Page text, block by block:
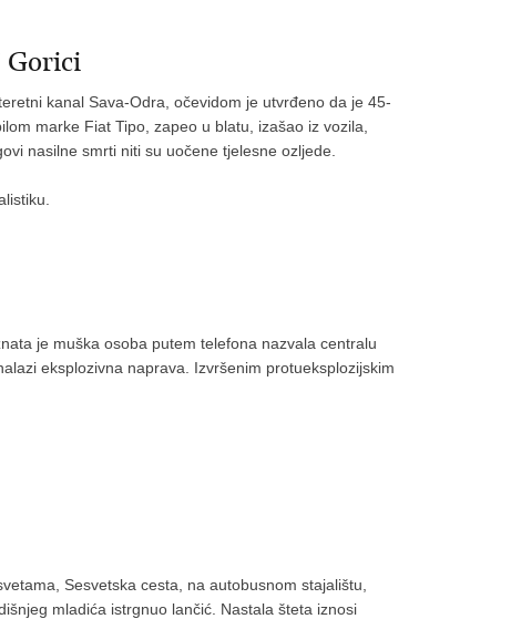
Gorici
kanal Sava-Odra, očevidom je utvrđeno da je 45-
marke Fiat Tipo, zapeo u blatu, izašao iz vozila,
nasilne smrti niti su uočene tjelesne ozljede.
je muška osoba putem telefona nazvala centralu
eksplozivna naprava. Izvršenim protueksplozijskim
Sesvetska cesta, na autobusnom stajalištu,
mladića istrgnuo lančić. Nastala šteta iznosi